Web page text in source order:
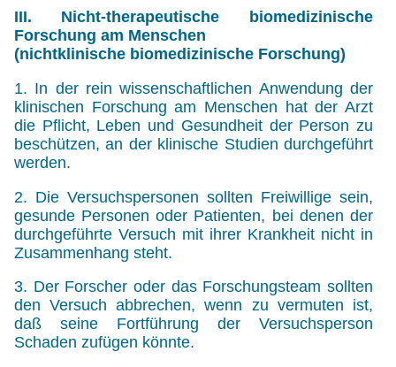
III. Nicht-therapeutische biomedizinische
Forschung am Menschen
(nichtklinische biomedizinische Forschung)
1. In der rein wissenschaftlichen Anwendung der
klinischen Forschung am Menschen hat der Arzt
die Pflicht, Leben und Gesundheit der Person zu
beschützen, an der klinische Studien durchgeführt
werden.
2. Die Versuchspersonen sollten Freiwillige sein,
gesunde Personen oder Patienten, bei denen der
durchgeführte Versuch mit ihrer Krankheit nicht in
Zusammenhang steht.
3. Der Forscher oder das Forschungsteam sollten
den Versuch abbrechen, wenn zu vermuten ist,
daß seine Fortführung der Versuchsperson
Schaden zufügen könnte.